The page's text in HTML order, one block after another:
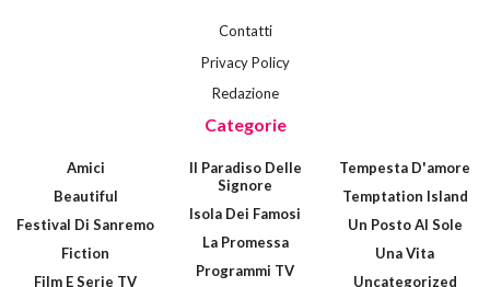
Contatti
Privacy Policy
Redazione
Categorie
Amici
Beautiful
Festival Di Sanremo
Fiction
Film E Serie TV
Il Paradiso Delle
Signore
Isola Dei Famosi
La Promessa
Programmi TV
Tempesta D'amore
Temptation Island
Un Posto Al Sole
Una Vita
Uncategorized